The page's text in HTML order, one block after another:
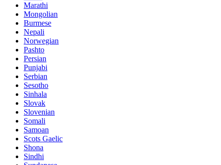
Marathi
Mongolian
Burmese
Nepali
Norwegian
Pashto
Persian
Punjabi
Serbian
Sesotho
Sinhala
Slovak
Slovenian
Somali
Samoan
Scots Gaelic
Shona
Sindhi